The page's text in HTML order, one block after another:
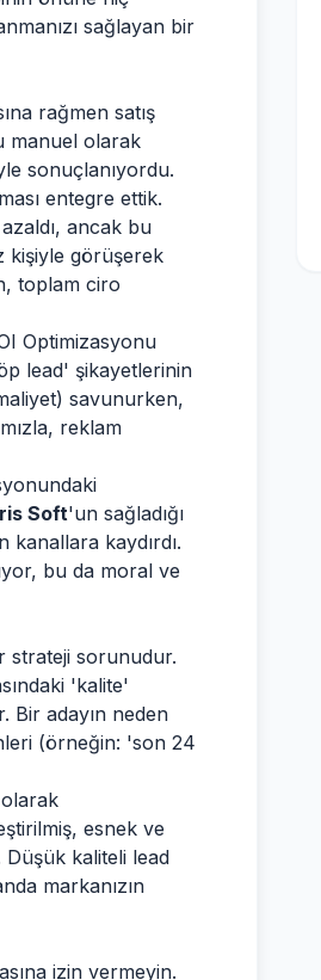
sağlayan bir
rağmen satış
manuel olarak
sonuçlanıyordu.
entegre ettik.
ancak bu
kişiyle görüşerek
toplam ciro
Optimizasyonu
lead' şikayetlerinin
savunurken,
reklam
Soft'un sağladığı
kaydırdı.
bu da moral ve
strateji sorunudur.
'kalite'
Bir adayın neden
(örneğin: 'son 24
esnek ve
Düşük kaliteli lead
markanızın
izin vermeyin.